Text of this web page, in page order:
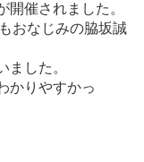
開催されました。
おなじみの脇坂誠
ました。
かりやすかっ